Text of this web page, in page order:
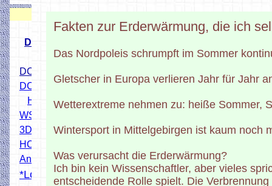
DCC Drehscheibensteper
DCC 4 fach Stepper-Decoder
DCC LED Decoder ESP32
HO Lichtsignale 3D Druck
WS2811 X3 Addapter
3D Modelle Drucken
HO Bahnübergang Projekt
Andreaskreuz Blinkmodul
*Lokscanner
Fakten zur Erderwärmung, die ich
Das Nordpoleis schrumpft im Sommer
Gletscher in Europa verlieren Jahr für Jahr
Wetterextreme nehmen zu: heiße Sommer,
Wintersport in Mittelgebirgen ist kaum noch
Was verursacht die Erderwärmung?
Ich bin kein Wissenschaftler, aber vieles
entscheidende Rolle spielt. Die